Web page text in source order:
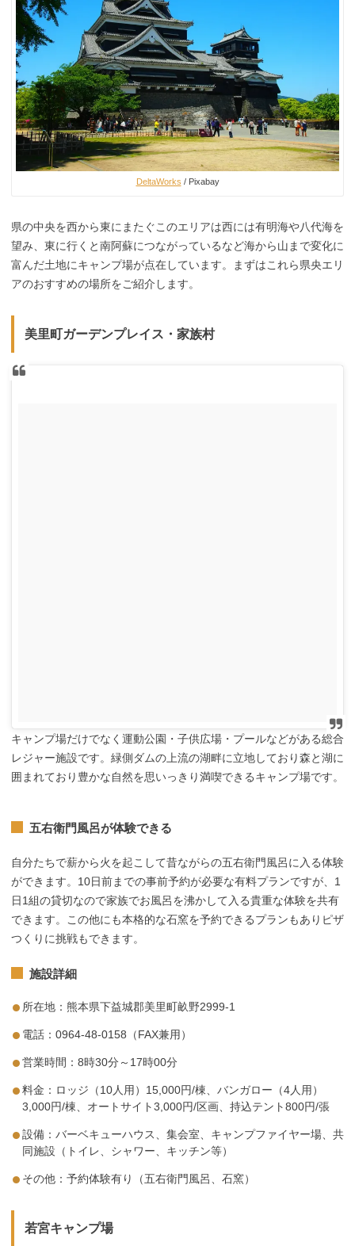
DeltaWorks / Pixabay
県の中央を西から東にまたぐこのエリアは西には有明海や八代海を
望み、東に行くと南阿蘇につながっているなど海から山まで変化に
富んだ土地にキャンプ場が点在しています。まずはこれら県央エリ
アのおすすめの場所をご紹介します。
美里町ガーデンプレイス・家族村
キャンプ場だけでなく運動公園・子供広場・プールなどがある総合
レジャー施設です。緑側ダムの上流の湖畔に立地しており森と湖に
囲まれており豊かな自然を思いっきり満喫できるキャンプ場です。
五右衛門風呂が体験できる
自分たちで薪から火を起こして昔ながらの五右衛門風呂に入る体験
ができます。10日前までの事前予約が必要な有料プランですが、1
日1組の貸切なので家族でお風呂を沸かして入る貴重な体験を共有
できます。この他にも本格的な石窯を予約できるプランもありピザ
つくりに挑戦もできます。
施設詳細
所在地：熊本県下益城郡美里町畝野2999-1
電話：0964-48-0158（FAX兼用）
営業時間：8時30分～17時00分
料金：ロッジ（10人用）15,000円/棟、バンガロー（4人用）
3,000円/棟、オートサイト3,000円/区画、持込テント800円/張
設備：バーベキューハウス、集会室、キャンプファイヤー場、共
同施設（トイレ、シャワー、キッチン等）
その他：予約体験有り（五右衛門風呂、石窯）
若宮キャンプ場